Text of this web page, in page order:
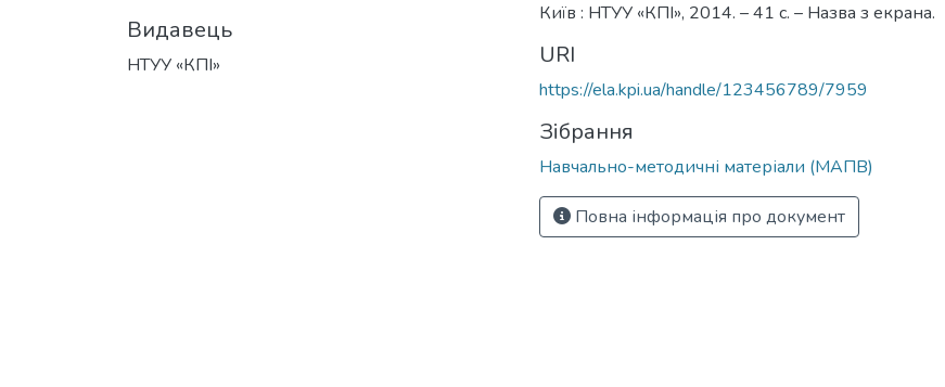
Видавець
НТУУ «КПІ»
Київ : НТУУ «КПІ», 2014. – 41 с. – Назва з екрана.
URI
https://ela.kpi.ua/handle/123456789/7959
Зібрання
Навчально-методичні матеріали (МАПВ)
Повна інформація про документ